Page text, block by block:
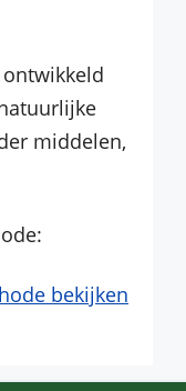
middelen,
bekijken